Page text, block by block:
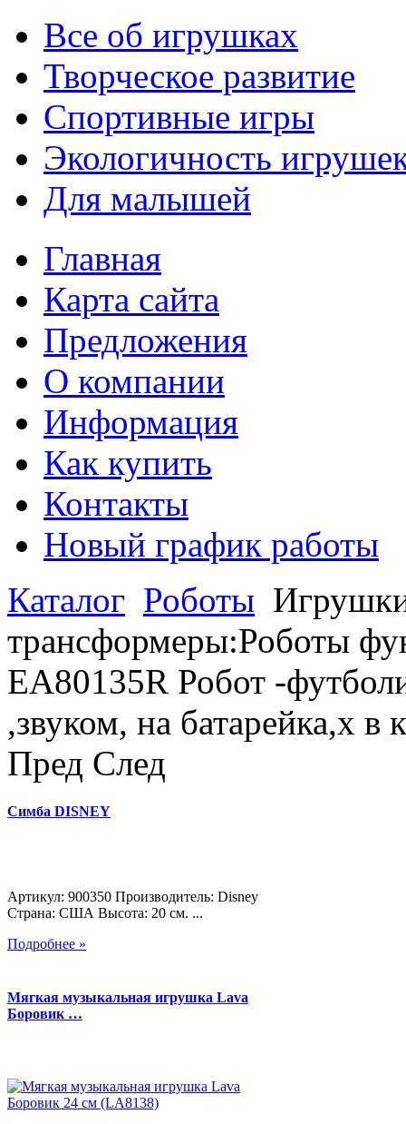
Все об игрушках
Творческое развитие
Спортивные игры
Экологичность
Для малышей
Главная
Карта сайта
Предложения
О компании
Информация
Как купить
Контакты
Новый график работы
Каталог Роботы
трансформеры:Роботы
EA80135R Робот -
,звуком, на батарейка,х
Пред След
Симба DISNEY
Артикул: 900350 Производитель: Disney
Страна: США Высота: 20 см. ...
Подробнее »
Мягкая музыкальная игрушка Lava
Боровик …